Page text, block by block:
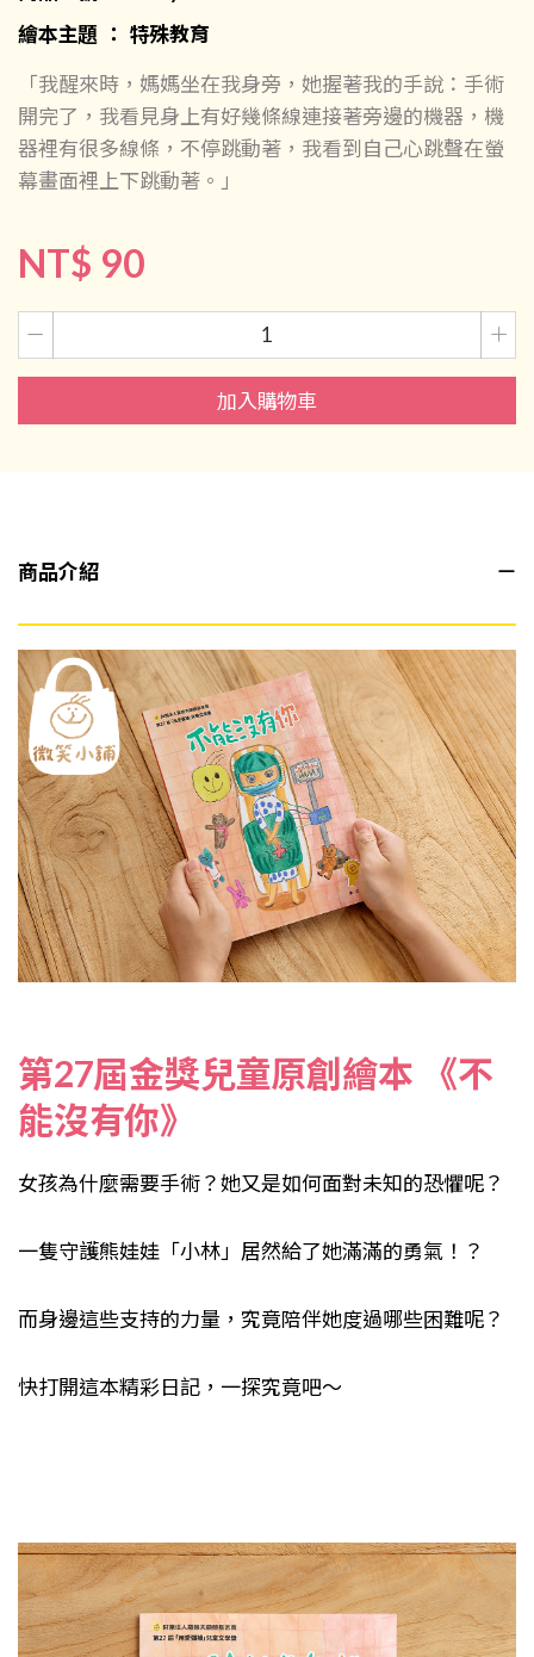
繪本主題 ： 特殊教育
「我醒來時，媽媽坐在我身旁，她握著我的手說：手術
開完了，我看見身上有好幾條線連接著旁邊的機器，機
器裡有很多線條，不停跳動著，我看到自己心跳聲在螢
幕畫面裡上下跳動著。」
NT$ 90
加入購物車
商品介紹
第27屆金獎兒童原創繪本 《不
能沒有你》
女孩為什麼需要手術？她又是如何面對未知的恐懼呢？
一隻守護熊娃娃「小林」居然給了她滿滿的勇氣！？
而身邊這些支持的力量，究竟陪伴她度過哪些困難呢？
快打開這本精彩日記，一探究竟吧～